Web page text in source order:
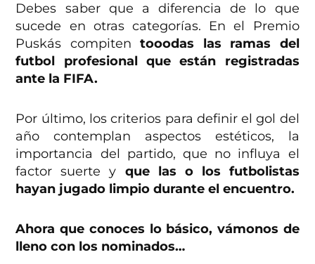
Debes saber que a diferencia de lo que
sucede en otras categorías. En el Premio
Puskás compitentooodas las ramas del
futbol profesional que están registradas
ante la FIFA.
Por último, los criterios para definir el gol del
año contemplan aspectos estéticos, la
importancia del partido, que no influya el
factor suerte y que las o los futbolistas
hayan jugado limpio durante el encuentro.
Ahora que conoces lo básico, vámonos de
lleno con los nominados…